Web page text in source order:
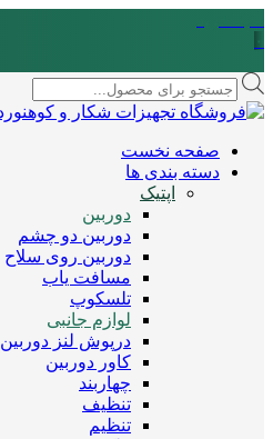
Products
search
صفحه نخست
دسته بندی ها
اپتیک
دوربین
دوربین دو چشم
دوربین روی سلاح
مسافت یاب
تلسکوپ
لوازم جانبی
درپوش لنز دوربین
کاور دوربین
چهاربند
تنظیف
تنظیم